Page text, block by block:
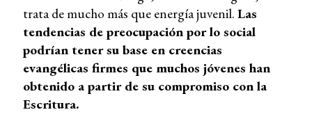
trata de mucho más que energía juvenil. Las
tendencias de preocupación por lo social
podrían tener su base en creencias
evangélicas firmes que muchos jóvenes han
obtenido a partir de su compromiso con la
Escritura.